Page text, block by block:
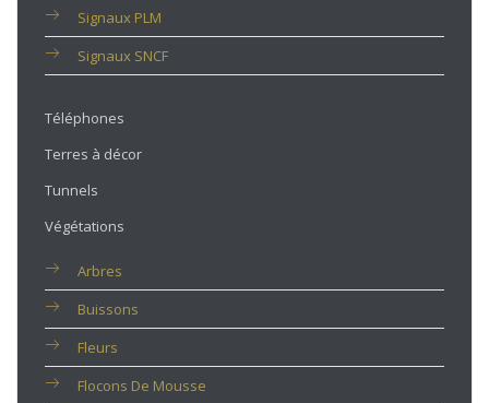
Signaux PLM
Signaux SNCF
Téléphones
Terres à décor
Tunnels
Végétations
Arbres
Buissons
Fleurs
Flocons De Mousse